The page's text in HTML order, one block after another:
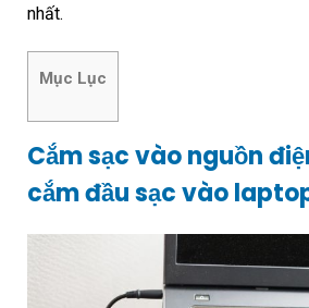
nhất.
Mục Lục
Cắm sạc vào nguồn
cắm đầu sạc vào